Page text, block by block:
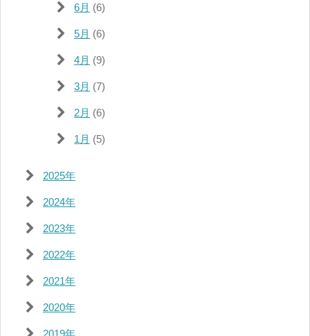
6月 (6)
5月 (6)
4月 (9)
3月 (7)
2月 (6)
1月 (5)
2025年
2024年
2023年
2022年
2021年
2020年
2019年